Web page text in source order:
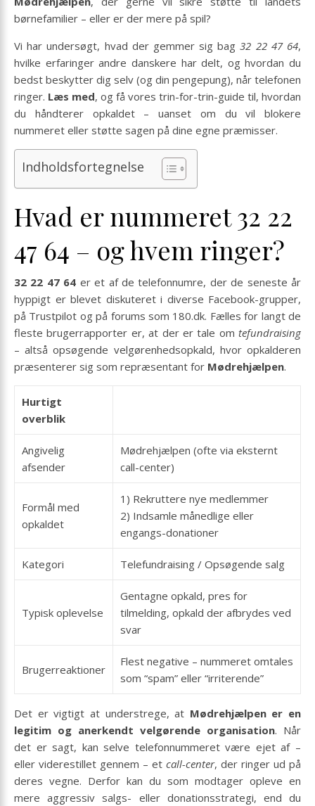
børnefamilier – eller er der mere på spil?
Vi har undersøgt, hvad der gemmer sig bag32 22 47 64,
hvilke erfaringer andre danskere har delt, og hvordan du
bedst beskytter dig selv (og din pengepung), når telefonen
ringer. Læs med, og få vores trin-for-trin-guide til, hvordan
du håndterer opkaldet – uanset om du vil blokere
nummeret eller støtte sagen på dine egne præmisser.
Indholdsfortegnelse
Hvad er nummeret 32 22
47 64 – og hvem ringer?
32 22 47 64 er et af de telefonnumre, der de seneste år
hyppigt er blevet diskuteret i diverse Facebook-grupper,
på Trustpilot og på forums som 180.dk. Fælles for langt de
fleste brugerrapporter er, at der er tale om tefundraising
– altså opsøgende velgørenhedsopkald, hvor opkalderen
præsenterer sig som repræsentant for Mødrehjælpen.
Hurtigt
overblik
Angivelig
afsender
Mødrehjælpen (ofte via eksternt
call-center)
Formål med
opkaldet
1) Rekruttere nye medlemmer
2) Indsamle månedlige eller
engangs-donationer
Kategori Telefundraising / Opsøgende salg
Typisk oplevelse
Gentagne opkald, pres for
tilmelding, opkald der afbrydes ved
svar
Brugerreaktioner
Flest negative – nummeret omtales
som “spam” eller “irriterende”
Det er vigtigt at understrege, at Mødrehjælpen er en
legitim og anerkendt velgørende organisation. Når
det er sagt, kan selve telefonnummeret være ejet af –
eller viderestillet gennem – et call-center, der ringer ud på
deres vegne. Derfor kan du som modtager opleve en
mere aggressiv salgs- eller donationsstrategi, end du